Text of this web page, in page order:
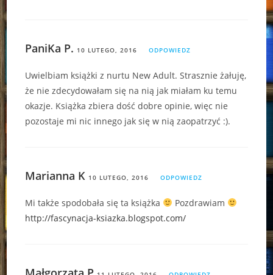
PaniKa P. 10 LUTEGO, 2016 ODPOWIEDZ
Uwielbiam książki z nurtu New Adult. Strasznie żałuję,
że nie zdecydowałam się na nią jak miałam ku temu
okazje. Książka zbiera dość dobre opinie, więc nie
pozostaje mi nic innego jak się w nią zaopatrzyć :).
Marianna K 10 LUTEGO, 2016 ODPOWIEDZ
Mi także spodobała się ta książka
Pozdrawiam
http://fascynacja-ksiazka.blogspot.com/